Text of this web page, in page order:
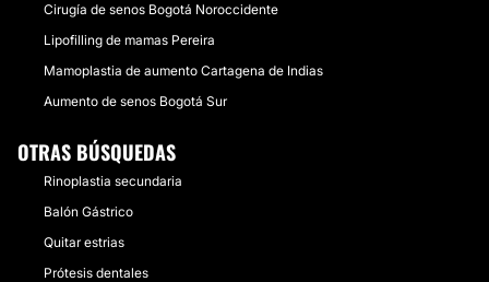
Cirugía de senos Bogotá Noroccidente
Lipofilling de mamas Pereira
Mamoplastia de aumento Cartagena de Indias
Aumento de senos Bogotá Sur
OTRAS BÚSQUEDAS
Rinoplastia secundaria
Balón Gástrico
Quitar estrias
Prótesis dentales